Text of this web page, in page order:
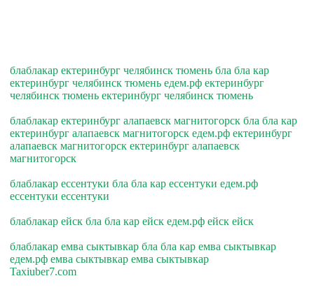
блаблакар ектеринбург челябинск тюмень бла бла кар
ектеринбург челябинск тюмень едем.рф ектеринбург
челябинск тюмень ектеринбург челябинск тюмень
блаблакар ектеринбург алапаевск магнитогорск бла бла кар
ектеринбург алапаевск магнитогорск едем.рф ектеринбург
алапаевск магнитогорск ектеринбург алапаевск
магнитогорск
блаблакар ессентуки бла бла кар ессентуки едем.рф
ессентуки ессентуки
блаблакар ейск бла бла кар ейск едем.рф ейск ейск
блаблакар емва сыктывкар бла бла кар емва сыктывкар
едем.рф емва сыктывкар емва сыктывкар
Taxiuber7.com